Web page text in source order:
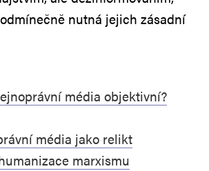
nutná jejich zásadní
média objektivní?
média jako relikt
marxismu